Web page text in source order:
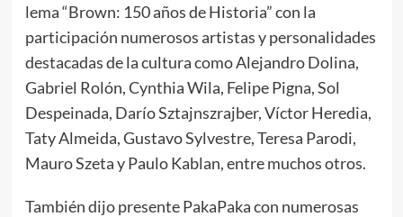
lema “Brown: 150 años de Historia” con la
participación numerosos artistas y personalidades
destacadas de la cultura como Alejandro Dolina,
Gabriel Rolón, Cynthia Wila, Felipe Pigna, Sol
Despeinada, Darío Sztajnszrajber, Víctor Heredia,
Taty Almeida, Gustavo Sylvestre, Teresa Parodi,
Mauro Szeta y Paulo Kablan, entre muchos otros.
También dijo presente PakaPaka con numerosas